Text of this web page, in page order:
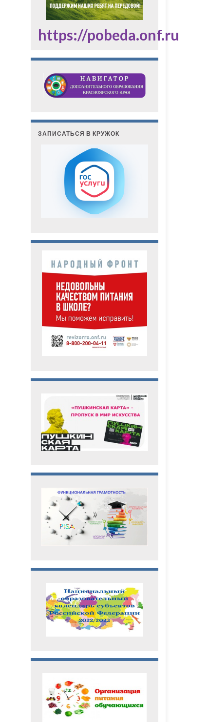
https://pobeda.onf.ru
ЗАПИСАТЬСЯ В КРУЖОК